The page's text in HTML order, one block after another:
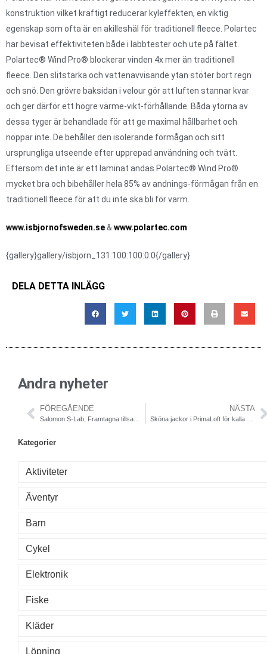
konstruktion vilket kraftigt reducerar kyleffekten, en viktig
egenskap som ofta är en akilleshäl för traditionell fleece. Polartec
har bevisat effektiviteten både i labbtester och ute på fältet.
Polartec® Wind Pro® blockerar vinden 4x mer än traditionell
fleece. Den slitstarka och vattenavvisande ytan stöter bort regn
och snö. Den grövre baksidan i velour gör att luften stannar kvar
och ger därför ett högre värme-vikt-förhållande. Båda ytorna av
dessa tyger är behandlade för att ge maximal hållbarhet och
noppar inte. De behåller den isolerande förmågan och sitt
ursprungliga utseende efter upprepad användning och tvätt.
Eftersom det inte är ett laminat andas Polartec® Wind Pro®
mycket bra och bibehåller hela 85% av andnings-förmågan från en
traditionell fleece för att du inte ska bli för varm.
www.isbjornofsweden.se& www.polartec.com
{gallery}gallery/isbjorn_131:100:100:0:0{/gallery}
DELA DETTA INLÄGG
Andra nyheter
FÖREGÅENDE NÄSTA
Kategorier
Aktiviteter
Äventyr
Barn
Cykel
Elektronik
Fiske
Kläder
Löpning